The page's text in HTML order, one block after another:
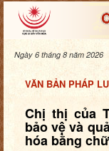
Ngày 6 tháng 8 năm 2026
VĂN BẢN PHÁP
Chị thị của
bảo vệ và
hóa bằng